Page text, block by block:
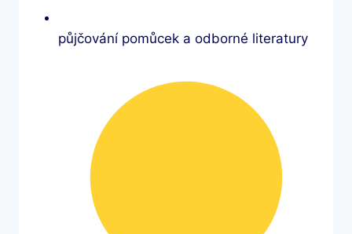
půjčování pomůcek a odborné literatury